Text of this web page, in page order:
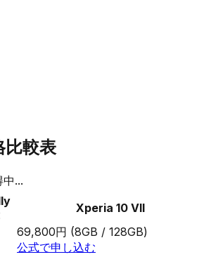
比較表
中...
Xperia 10 VII
69,800円 (8GB / 128GB)
公式で申し込む